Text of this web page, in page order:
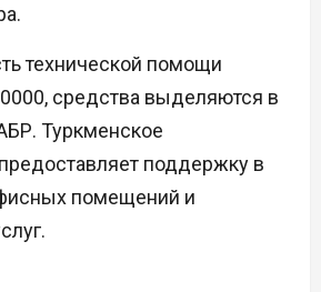
технической помощи
средства выделяются в
Туркменское
поддержку в
помещений и